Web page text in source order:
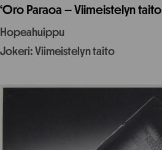
‘Oro Paraoa – Viimeistelyn taito
Hopeahuippu
Jokeri: Viimeistelyn taito